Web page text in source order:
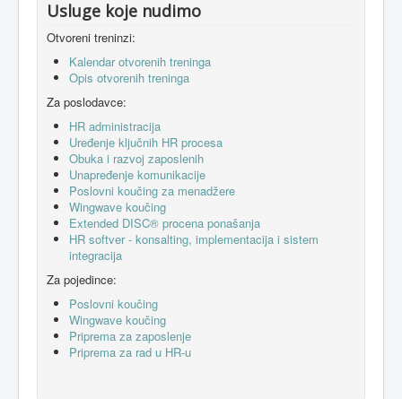
Usluge koje nudimo
Otvoreni treninzi:
Kalendar otvorenih treninga
Opis otvorenih treninga
Za poslodavce:
HR administracija
Uređenje ključnih HR procesa
Obuka i razvoj zaposlenih
Unapređenje komunikacije
Poslovni koučing za menadžere
Wingwave koučing
Extended DISC® procena ponašanja
HR softver - konsalting, implementacija i sistem
integracija
Za pojedince:
Poslovni koučing
Wingwave koučing
Priprema za zaposlenje
Priprema za rad u HR-u